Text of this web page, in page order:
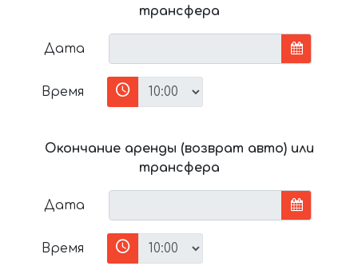
трансфера
Дата
Время
Окончание аренды (возврат авто) или
трансфера
Дата
Время